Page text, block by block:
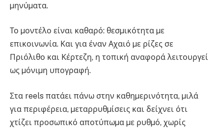
µηνύµατα.
Το µοντέλο είναι καθαρό: θεσµικότητα µε
επικοινωνία. Και για έναν Αχαιό µε ρίζες σε
Πριόλιθο και Κέρτεζη, η τοπική αναφορά λειτουργεί
ως µόνιµη υπογραφή.
Στα reels πατάει πάνω στην καθηµερινότητα, µιλά
για περιφέρεια, µεταρρυθµίσεις και δείχνει ότι
χτίζει προσωπικό αποτύπωµα µε ρυθµό, χωρίς